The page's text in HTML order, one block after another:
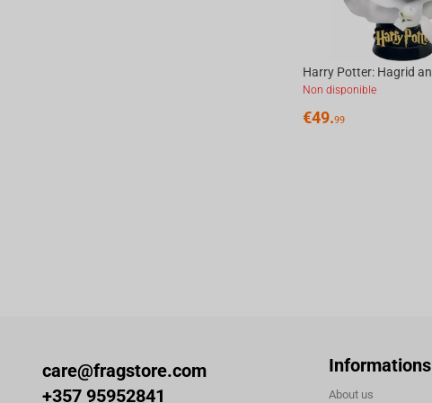
Non disponible
€49.99
care@fragstore.com
+357 95952841
Informations
About us